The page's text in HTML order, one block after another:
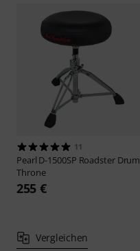
11
Pearl D-1500SP Roadster Drum
Throne
255 €
Vergleichen